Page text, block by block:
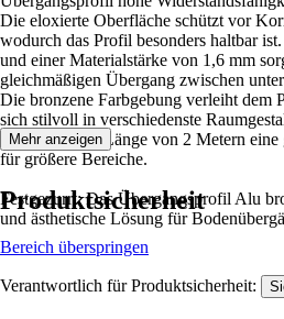
Die eloxierte Oberfläche schützt vor
wodurch das Profil besonders haltbar
und einer Materialstärke von 1,6 mm
gleichmäßigen Übergang zwischen
Die bronzene Farbgebung verleiht dem
sich stilvoll in verschiedenste
ermöglicht die Länge von 2 Metern
für größere Bereiche.
Festgezurrt: Das Übergangsprofil Alu
und ästhetische Lösung für
Mehr anzeigen
Produktsicherheit
Bereich überspringen
Verantwortlich für Produktsicherheit: